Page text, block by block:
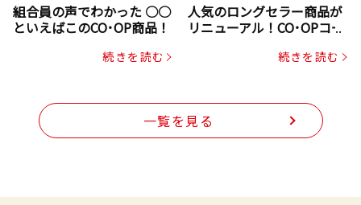
組合員の声でわかった ○○
といえばこのCO･OP商品！
続きを読む
人気のロングセラー商品が
リニューアル！CO･OPコー
続きを読む
一覧を見る